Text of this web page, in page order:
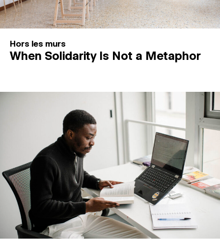
Hors les murs
When Solidarity Is Not a Metaphor